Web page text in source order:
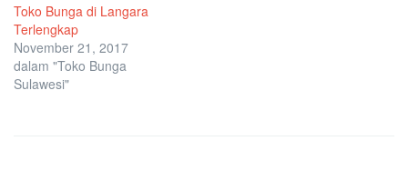
Toko Bunga di Langara
Terlengkap
November 21, 2017
dalam "Toko Bunga
Sulawesi"